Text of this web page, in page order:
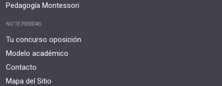
Pedagogía Montessori
NO TE PIERDAS:
Tu concurso oposición
Modelo académico
Contacto
Mapa del Sitio